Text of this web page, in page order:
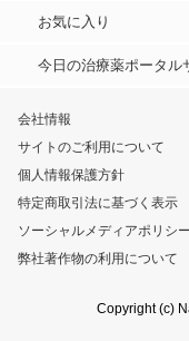
お気に入り
今日の治療薬ポータル
会社情報
サイトのご利用について
個人情報保護方針
特定商取引法に基づく表示
ソーシャルメディアポリシー
弊社著作物の利用について
Copyright (c)